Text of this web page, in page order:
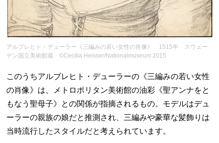
アルブレヒト・デューラー《三編みの若い女性の肖像》 1515年 スウェー
デン国立美術館蔵 ©Cecilia Heisser/Nationalmuseum 2015
このうちアルブレヒト・デューラーの《三編みの若い女性
の肖像》は、メトロポリタン美術館の油彩《聖アンナをと
もなう聖母子》との関係が指摘されるもの。モデルはデュ
ーラーの親族の娘だと推測され、三編みや豪華な髪飾りは
当時流行したスタイルだと考えられています。